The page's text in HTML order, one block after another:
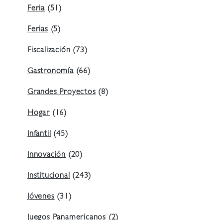
Feria (51)
Ferias(5)
Fiscalización(73)
Gastronomía(66)
Grandes Proyectos(8)
Hogar (16)
Infantil(45)
Innovación (20)
Institucional(243)
Jóvenes(31)
Juegos Panamericanos (2)